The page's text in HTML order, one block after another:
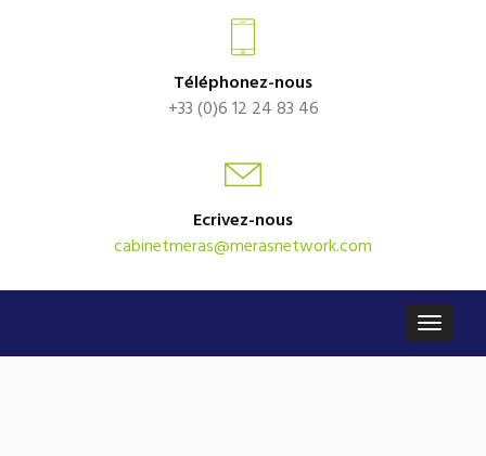
Téléphonez-nous
+33 (0)6 12 24 83 46
Ecrivez-nous
cabinetmeras@merasnetwork.com